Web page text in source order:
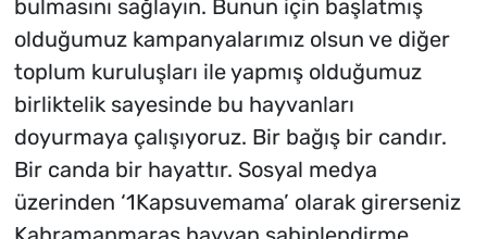
bulmasını sağlayın. Bunun için başlatmış
olduğumuz kampanyalarımız olsun ve diğer
toplum kuruluşları ile yapmış olduğumuz
birliktelik sayesinde bu hayvanları
doyurmaya çalışıyoruz. Bir bağış bir candır.
Bir canda bir hayattır. Sosyal medya
üzerinden ‘1Kapsuvemama’ olarak girerseniz